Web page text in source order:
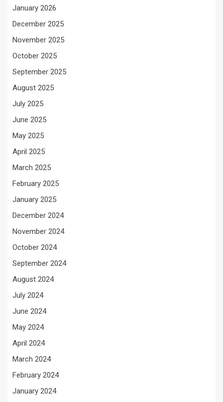
January 2026
December 2025
November 2025
October 2025
September 2025
August 2025
July 2025
June 2025
May 2025
April 2025
March 2025
February 2025
January 2025
December 2024
November 2024
October 2024
September 2024
August 2024
July 2024
June 2024
May 2024
April 2024
March 2024
February 2024
January 2024